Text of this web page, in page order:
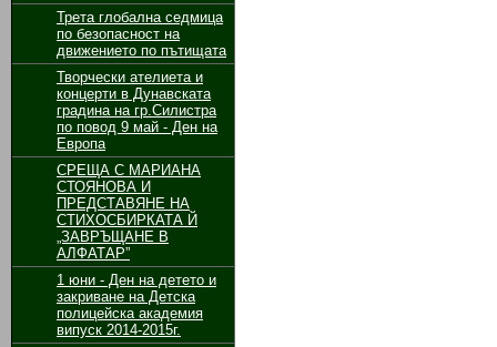
Трета глобална седмица
по безопасност на
движението по пътищата
Творчески ателиета и
концерти в Дунавската
градина на гр.Силистра
по повод 9 май - Ден на
Европа
СРЕЩА С МАРИАНА
СТОЯНОВА И
ПРЕДСТАВЯНЕ НА
СТИХОСБИРКАТА Й
„ЗАВРЪЩАНЕ В
АЛФАТАР”
1 юни - Ден на детето и
закриване на Детска
полицейска академия
випуск 2014-2015г.